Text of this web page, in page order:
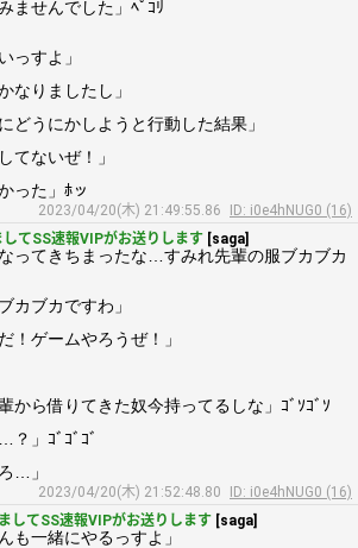
ませんでした」ﾍﾟｺﾘ
っすよ」
なりましたし」
どうにかしようと行動した結果」
てないぜ！」
った」ﾎッ
2023/04/20(木) 21:49:55.86
ID: i0e4hNUG0 (16)
てSS速報VIPがお送りします [saga]
ってきちまったな…すみれ先輩の服ブカブカ
カブカですわ」
！ゲームやろうぜ！」
から借りてきた奴今持ってるしな」ｺﾞｿｺﾞｿ
？」ｺﾞｺﾞｺﾞ
…」
2023/04/20(木) 21:52:48.80
ID: i0e4hNUG0 (16)
してSS速報VIPがお送りします [saga]
も一緒にやるっすよ」